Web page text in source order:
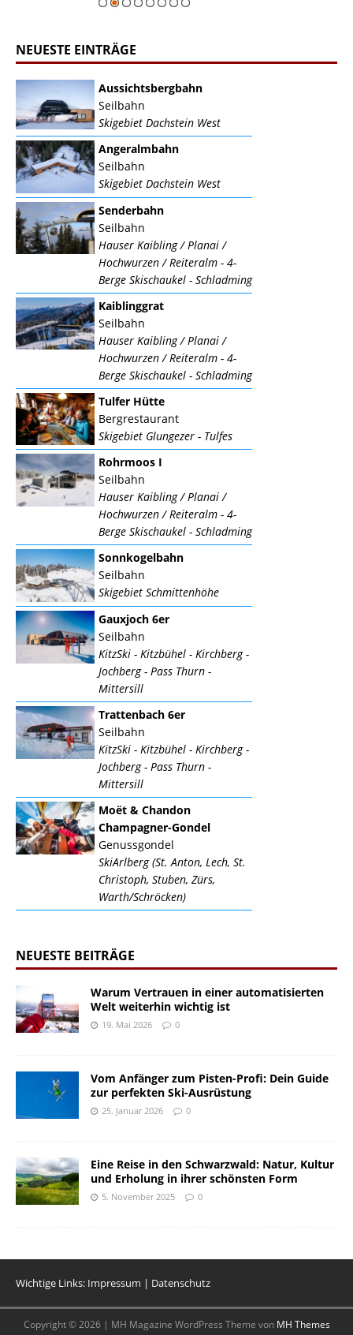
NEUESTE EINTRÄGE
Aussichtsbergbahn
Seilbahn
Skigebiet Dachstein West
Angeralmbahn
Seilbahn
Skigebiet Dachstein West
Senderbahn
Seilbahn
Hauser Kaibling / Planai /
Hochwurzen / Reiteralm - 4-
Berge Skischaukel - Schladming
Kaiblinggrat
Seilbahn
Hauser Kaibling / Planai /
Hochwurzen / Reiteralm - 4-
Berge Skischaukel - Schladming
Tulfer Hütte
Bergrestaurant
Skigebiet Glungezer - Tulfes
Rohrmoos I
Seilbahn
Hauser Kaibling / Planai /
Hochwurzen / Reiteralm - 4-
Berge Skischaukel - Schladming
Sonnkogelbahn
Seilbahn
Skigebiet Schmittenhöhe
Gauxjoch 6er
Seilbahn
KitzSki - Kitzbühel - Kirchberg -
Jochberg - Pass Thurn -
Mittersill
Trattenbach 6er
Seilbahn
KitzSki - Kitzbühel - Kirchberg -
Jochberg - Pass Thurn -
Mittersill
Moët & Chandon
Champagner-Gondel
Genussgondel
SkiArlberg (St. Anton, Lech, St.
Christoph, Stuben, Zürs,
Warth/Schröcken)
NEUESTE BEITRÄGE
Warum Vertrauen in einer automatisierten
Welt weiterhin wichtig ist
19. Mai 2026 0
Vom Anfänger zum Pisten-Profi: Dein Guide
zur perfekten Ski-Ausrüstung
25. Januar 2026 0
Eine Reise in den Schwarzwald: Natur, Kultur
und Erholung in ihrer schönsten Form
5. November 2025 0
Wichtige Links: Impressum | Datenschutz
Copyright © 2026 | MH Magazine WordPress Theme von MH Themes